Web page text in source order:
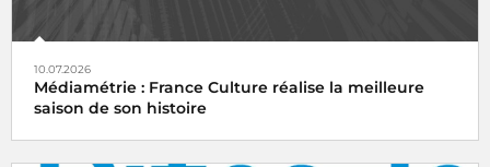
10.07.2026
Médiamétrie : France Culture réalise la meilleure
saison de son histoire